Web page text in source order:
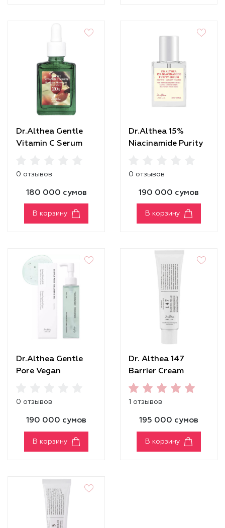
Dr.Althea Gentle
Vitamin C Serum
0 отзывов
180 000 сумов
В корзину
Dr.Althea 15%
Niacinamide Purity
0 отзывов
190 000 сумов
В корзину
Dr.Althea Gentle
Pore Vegan
0 отзывов
190 000 сумов
В корзину
Dr. Althea 147
Barrier Cream
1 отзывов
195 000 сумов
В корзину